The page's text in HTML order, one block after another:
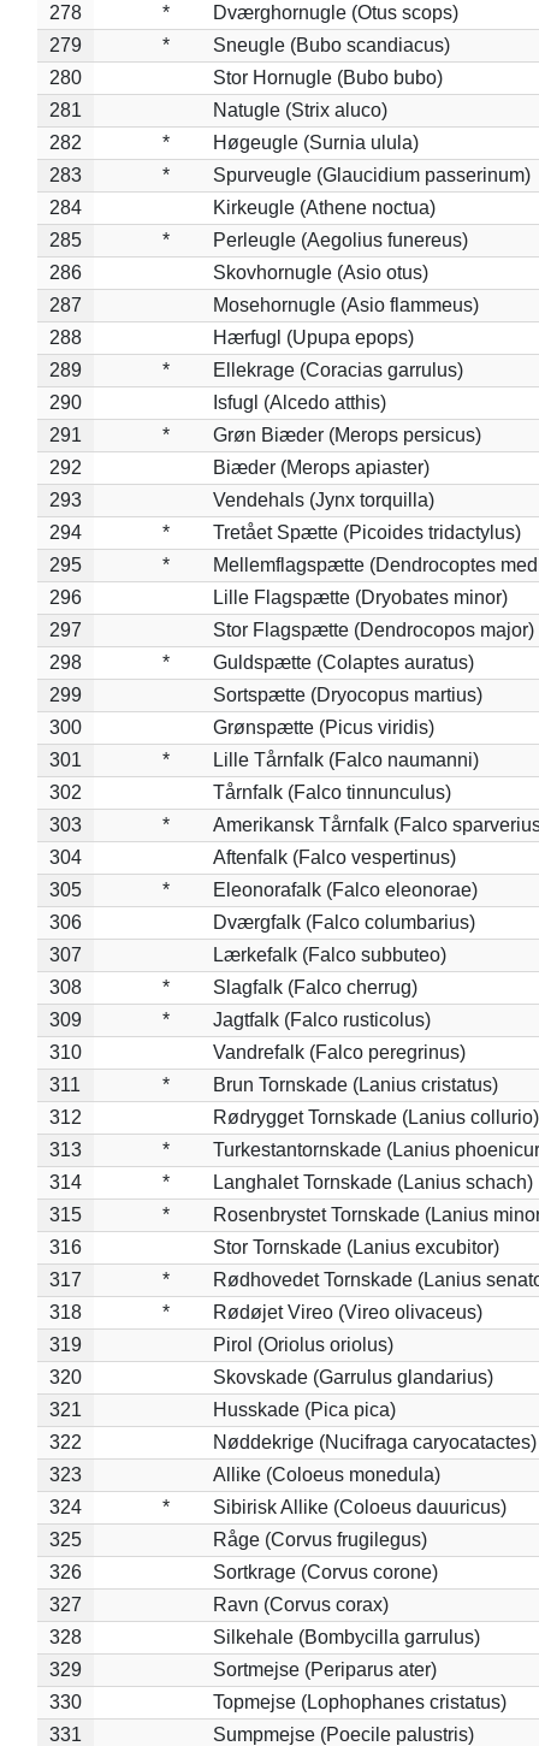
278
*
Dværghornugle (Otus scops)
279
*
Sneugle (Bubo scandiacus)
280
Stor Hornugle (Bubo bubo)
281
Natugle (Strix aluco)
282
*
Høgeugle (Surnia ulula)
283
*
Spurveugle (Glaucidium passerinum)
284
Kirkeugle (Athene noctua)
285
*
Perleugle (Aegolius funereus)
286
Skovhornugle (Asio otus)
287
Mosehornugle (Asio flammeus)
288
Hærfugl (Upupa epops)
289
*
Ellekrage (Coracias garrulus)
290
Isfugl (Alcedo atthis)
291
*
Grøn Biæder (Merops persicus)
292
Biæder (Merops apiaster)
293
Vendehals (Jynx torquilla)
294
*
Tretået Spætte (Picoides tridactylus)
295
*
Mellemflagspætte (Dendrocoptes
296
Lille Flagspætte (Dryobates minor)
297
Stor Flagspætte (Dendrocopos major)
298
*
Guldspætte (Colaptes auratus)
299
Sortspætte (Dryocopus martius)
300
Grønspætte (Picus viridis)
301
*
Lille Tårnfalk (Falco naumanni)
302
Tårnfalk (Falco tinnunculus)
303
*
Amerikansk Tårnfalk (Falco
304
Aftenfalk (Falco vespertinus)
305
*
Eleonorafalk (Falco eleonorae)
306
Dværgfalk (Falco columbarius)
307
Lærkefalk (Falco subbuteo)
308
*
Slagfalk (Falco cherrug)
309
*
Jagtfalk (Falco rusticolus)
310
Vandrefalk (Falco peregrinus)
311
*
Brun Tornskade (Lanius cristatus)
312
Rødrygget Tornskade (Lanius collurio)
313
*
Turkestantornskade (Lanius
314
*
Langhalet Tornskade (Lanius schach)
315
*
Rosenbrystet Tornskade (Lanius
316
Stor Tornskade (Lanius excubitor)
317
*
Rødhovedet Tornskade (Lanius
318
*
Rødøjet Vireo (Vireo olivaceus)
319
Pirol (Oriolus oriolus)
320
Skovskade (Garrulus glandarius)
321
Husskade (Pica pica)
322
Nøddekrige (Nucifraga caryocatactes)
323
Allike (Coloeus monedula)
324
*
Sibirisk Allike (Coloeus dauuricus)
325
Råge (Corvus frugilegus)
326
Sortkrage (Corvus corone)
327
Ravn (Corvus corax)
328
Silkehale (Bombycilla garrulus)
329
Sortmejse (Periparus ater)
330
Topmejse (Lophophanes cristatus)
331
Sumpmejse (Poecile palustris)